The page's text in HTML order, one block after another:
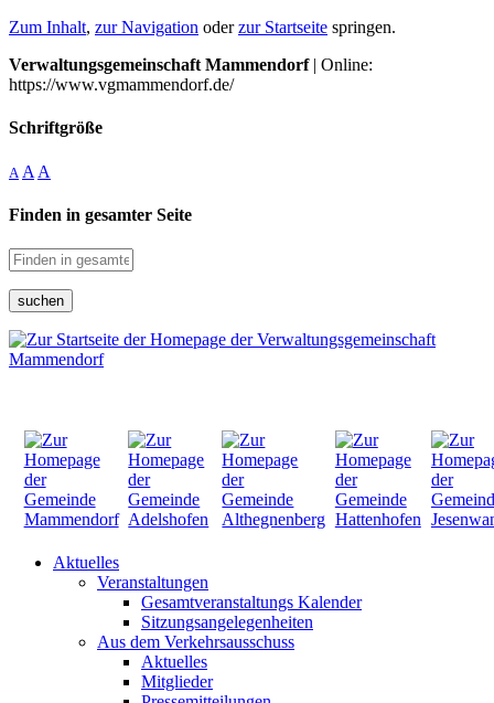
Zum Inhalt, zur Navigation oderzur Startseite springen.
Verwaltungsgemeinschaft Mammendorf| Online:
https://www.vgmammendorf.de/
Schriftgröße
A A A
Finden in gesamter Seite
suchen
Aktuelles
Veranstaltungen
Gesamtveranstaltungs Kalender
Sitzungsangelegenheiten
Aus dem Verkehrsausschuss
Aktuelles
Mitglieder